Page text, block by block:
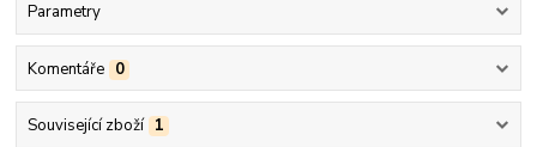
Parametry
Komentáře 0
Související zboží 1